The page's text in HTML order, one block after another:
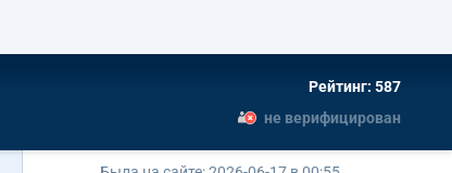
Рейтинг: 587
не верифицирован